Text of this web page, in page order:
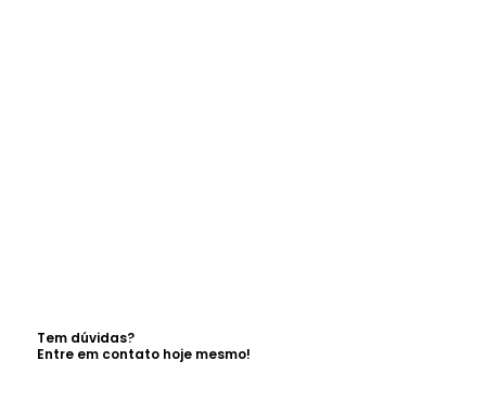
Tem dúvidas?
Entre em contato hoje mesmo!